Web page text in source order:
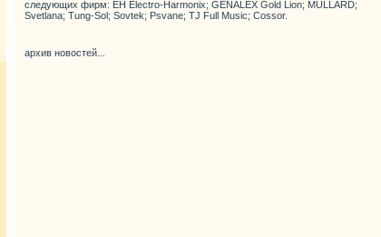
следующих фирм: EH Electro-Harmonix; GENALEX Gold Lion; MULLARD;
Svetlana; Tung-Sol; Sovtek; Psvane; TJ Full Music; Cossor.
архив новостей...